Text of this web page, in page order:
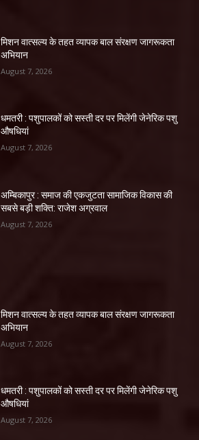
मिशन वात्सल्य के तहत व्यापक बाल संरक्षण जागरूकता
अभियान
August 7, 2026
धमतरी : पशुपालकों को सस्ती दर पर मिलेंगी जेनेरिक पशु
औषधियां
August 7, 2026
अम्बिकापुर : समाज की एकजुटता सामाजिक विकास की
सबसे बड़ी शक्ति: राजेश अग्रवाल
August 7, 2026
मिशन वात्सल्य के तहत व्यापक बाल संरक्षण जागरूकता
अभियान
August 7, 2026
धमतरी : पशुपालकों को सस्ती दर पर मिलेंगी जेनेरिक पशु
औषधियां
August 7, 2026